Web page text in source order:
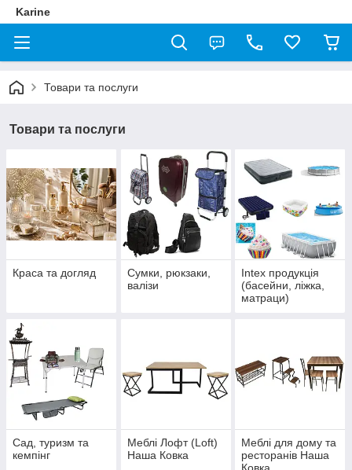
Karine
Товари та послуги
Товари та послуги
Краса та догляд
Сумки, рюкзаки,
валізи
Intex продукція
(басейни, ліжка,
матраци)
Сад, туризм та
кемпінг
Меблі Лофт (Loft)
Наша Ковка
Меблі для дому та
ресторанів Наша